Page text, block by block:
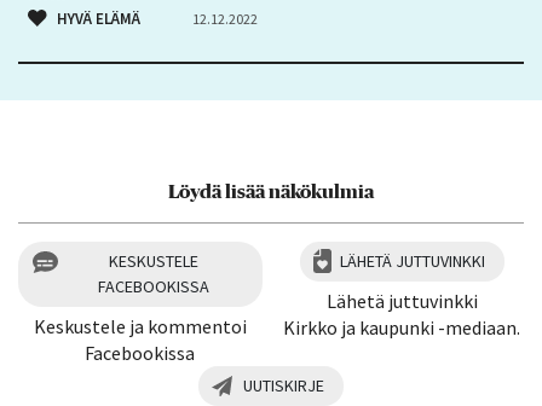
HYVÄ ELÄMÄ 12.12.2022
Löydä lisää näkökulmia
KESKUSTELE
FACEBOOKISSA
Keskustele ja kommentoi
Facebookissa
LÄHETÄ JUTTUVINKKI
Lähetä juttuvinkki
Kirkko ja kaupunki -mediaan.
UUTISKIRJE